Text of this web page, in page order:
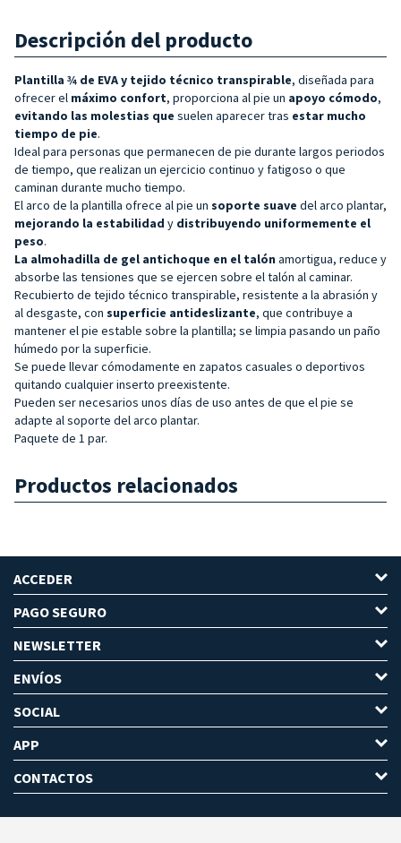
Descripción del producto
Plantilla ¾ de EVA y tejido técnico transpirable, diseñada para
ofrecer el máximo confort, proporciona al pie un apoyo cómodo,
evitando las molestias que suelen aparecer tras estar mucho
tiempo de pie.
Ideal para personas que permanecen de pie durante largos periodos
de tiempo, que realizan un ejercicio continuo y fatigoso o que
caminan durante mucho tiempo.
El arco de la plantilla ofrece al pie un soporte suave del arco plantar,
mejorando la estabilidad y distribuyendo uniformemente el
peso.
La almohadilla de gel antichoque en el talón amortigua, reduce y
absorbe las tensiones que se ejercen sobre el talón al caminar.
Recubierto de tejido técnico transpirable, resistente a la abrasión y
al desgaste, con superficie antideslizante, que contribuye a
mantener el pie estable sobre la plantilla; se limpia pasando un paño
húmedo por la superficie.
Se puede llevar cómodamente en zapatos casuales o deportivos
quitando cualquier inserto preexistente.
Pueden ser necesarios unos días de uso antes de que el pie se
adapte al soporte del arco plantar.
Paquete de 1 par.
Productos relacionados
ACCEDER
PAGO SEGURO
NEWSLETTER
ENVÍOS
SOCIAL
APP
CONTACTOS